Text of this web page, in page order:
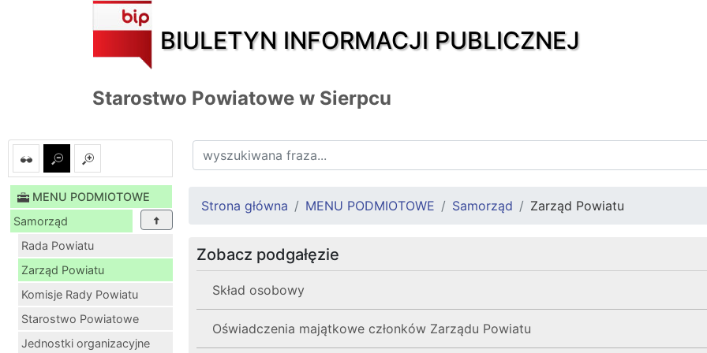
BIULETYN INFORMACJI PUBLICZNEJ
Starostwo Powiatowe w Sierpcu
MENU PODMIOTOWE
Samorząd
Rada Powiatu
Zarząd Powiatu
Komisje Rady Powiatu
Starostwo Powiatowe
Jednostki organizacyjne
Strona główna MENU PODMIOTOWE Samorząd Zarząd Powiatu
Zobacz podgałęzie
Skład osobowy
Oświadczenia majątkowe członków Zarządu Powiatu